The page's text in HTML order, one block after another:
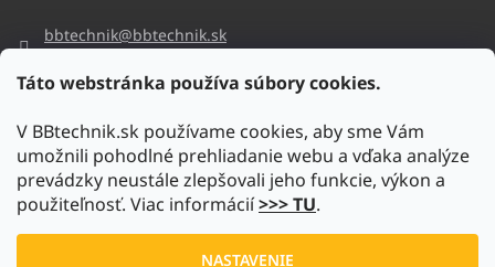
Táto webstránka používa súbory cookies.
V BBtechnik.sk používame cookies, aby sme Vám
umožnili pohodlné prehliadanie webu a vďaka analýze
prevádzky neustále zlepšovali jeho funkcie, výkon a
použiteľnosť. Viac informácií>>> TU.
NASTAVENIE
bbtechnik@bbtechnik.sk
bbtechnik
https://www.youtube.com/@bb-techniks.r.o.7746